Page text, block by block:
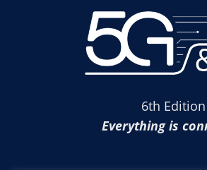
6th Edition
Everything is